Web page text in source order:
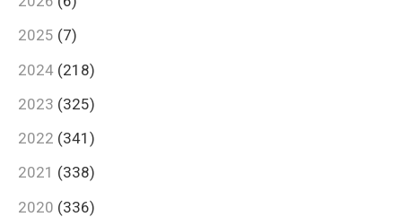
2025 (7)
2024 (218)
2023 (325)
2022 (341)
2021 (338)
2020 (336)